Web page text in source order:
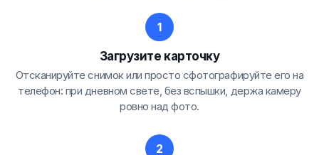
Загрузите карточку
Отсканируйте снимок или просто сфотографируйте его на
телефон: при дневном свете, без вспышки, держа камеру
ровно над фото.